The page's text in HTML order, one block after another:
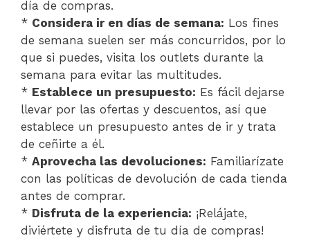
día de compras.
* Considera ir en días de semana: Los fines
de semana suelen ser más concurridos, por lo
que si puedes, visita los outlets durante la
semana para evitar las multitudes.
* Establece un presupuesto: Es fácil dejarse
llevar por las ofertas y descuentos, así que
establece un presupuesto antes de ir y trata
de ceñirte a él.
* Aprovecha las devoluciones: Familiarízate
con las políticas de devolución de cada tienda
antes de comprar.
* Disfruta de la experiencia: ¡Relájate,
diviértete y disfruta de tu día de compras!